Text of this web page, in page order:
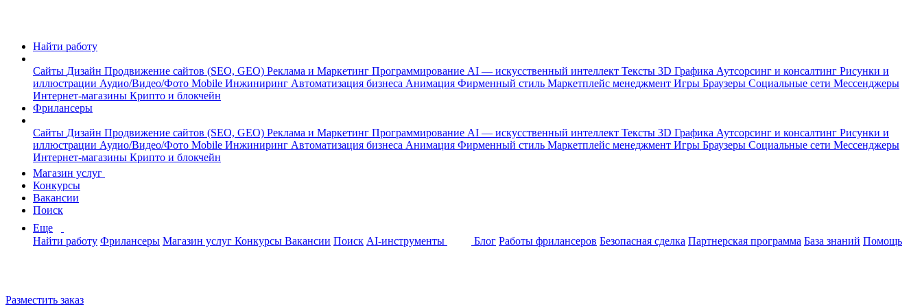
Найти работу
Сайты Дизайн Продвижение сайтов (SEO, GEO) Реклама и Маркетинг Программирование AI — искусственный интеллект Тексты 3D Графика Аутсорсинг и консалтинг Рисунки и
иллюстрации Аудио/Видео/Фото Mobile Инжиниринг Автоматизация бизнеса Анимация Фирменный стиль Маркетплейс менеджмент Игры Браузеры Социальные сети Мессенджеры
Интернет-магазины Крипто и блокчейн
Фрилансеры
Сайты Дизайн Продвижение сайтов (SEO, GEO) Реклама и Маркетинг Программирование AI — искусственный интеллект Тексты 3D Графика Аутсорсинг и консалтинг Рисунки и
иллюстрации Аудио/Видео/Фото Mobile Инжиниринг Автоматизация бизнеса Анимация Фирменный стиль Маркетплейс менеджмент Игры Браузеры Социальные сети Мессенджеры
Интернет-магазины Крипто и блокчейн
Магазин услуг
Конкурсы
Вакансии
Поиск
Еще
Найти работу Фрилансеры Магазин услуг Конкурсы Вакансии Поиск AI-инструменты Блог Работы фрилансеров Безопасная сделка Партнерская программа База знаний Помощь
Разместить заказ